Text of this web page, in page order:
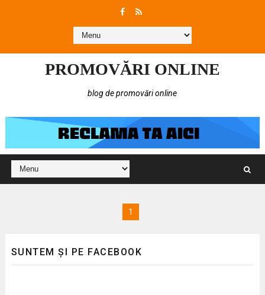
PROMOVĂRI ONLINE
blog de promovări online
1
SUNTEM ȘI PE FACEBOOK